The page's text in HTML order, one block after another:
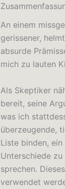
An einem
gerissener,
absurde
mich zu lauten
Als Skeptiker
bereit, seine
was ich
überzeugende,
Liste binden,
Unterschiede
sprechen.
verwendet